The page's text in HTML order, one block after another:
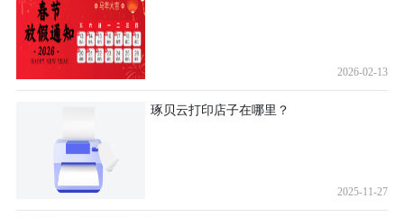
2026-02-13
琢贝云打印店子在哪里？
2025-11-27